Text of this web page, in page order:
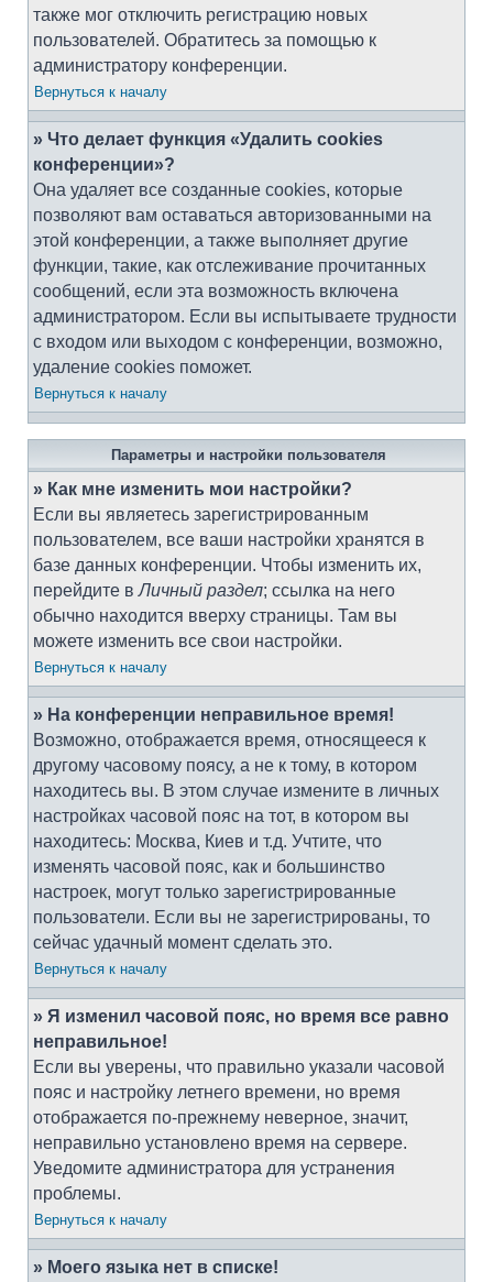
также мог отключить регистрацию новых
пользователей. Обратитесь за помощью к
администратору конференции.
Вернуться к началу
» Что делает функция «Удалить cookies
конференции»?
Она удаляет все созданные cookies, которые
позволяют вам оставаться авторизованными на
этой конференции, а также выполняет другие
функции, такие, как отслеживание прочитанных
сообщений, если эта возможность включена
администратором. Если вы испытываете трудности
с входом или выходом с конференции, возможно,
удаление cookies поможет.
Вернуться к началу
Параметры и настройки пользователя
» Как мне изменить мои настройки?
Если вы являетесь зарегистрированным
пользователем, все ваши настройки хранятся в
базе данных конференции. Чтобы изменить их,
перейдите вЛичный раздел; ссылка на него
обычно находится вверху страницы. Там вы
можете изменить все свои настройки.
Вернуться к началу
» На конференции неправильное время!
Возможно, отображается время, относящееся к
другому часовому поясу, а не к тому, в котором
находитесь вы. В этом случае измените в личных
настройках часовой пояс на тот, в котором вы
находитесь: Москва, Киев и т.д. Учтите, что
изменять часовой пояс, как и большинство
настроек, могут только зарегистрированные
пользователи. Если вы не зарегистрированы, то
сейчас удачный момент сделать это.
Вернуться к началу
» Я изменил часовой пояс, но время все равно
неправильное!
Если вы уверены, что правильно указали часовой
пояс и настройку летнего времени, но время
отображается по-прежнему неверное, значит,
неправильно установлено время на сервере.
Уведомите администратора для устранения
проблемы.
Вернуться к началу
» Моего языка нет в списке!